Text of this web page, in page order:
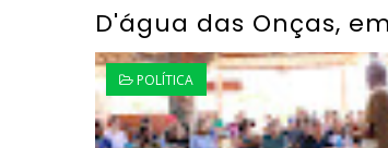
D'água das Onças,
POLÍTICA